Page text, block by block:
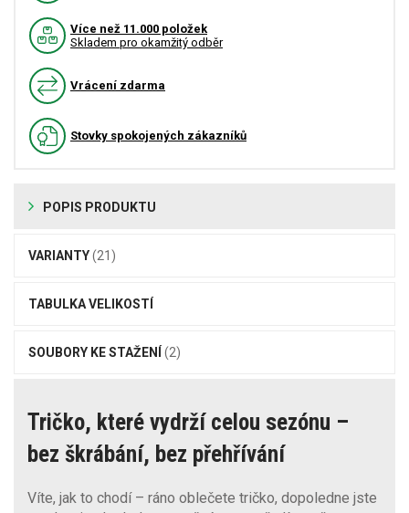
Více než 11.000 položek
Skladem pro okamžitý odběr
Vrácení zdarma
Stovky spokojených zákazníků
POPIS PRODUKTU
VARIANTY(21)
TABULKA VELIKOSTÍ
SOUBORY KE STAŽENÍ (2)
Tričko, které vydrží celou sezónu –
bez škrábání, bez přehřívání
Víte, jak to chodí – ráno oblečete tričko, dopoledne jste